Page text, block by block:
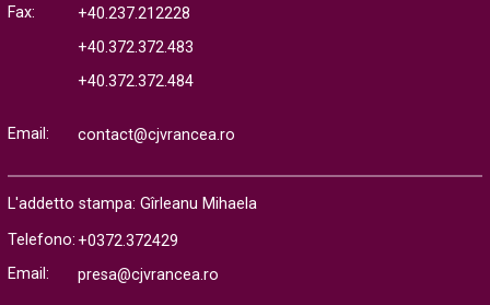
Fax:
+40.237.212228
+40.372.372.483
+40.372.372.484
Email: contact@cjvrancea.ro
L'addetto stampa: Gîrleanu Mihaela
Telefono: +0372.372429
Email:
presa@cjvrancea.ro